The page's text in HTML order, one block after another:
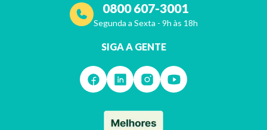
0800 607-3001
Segunda a Sexta - 9h às 18h
SIGA A GENTE